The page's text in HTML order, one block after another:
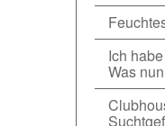
Ich
Was